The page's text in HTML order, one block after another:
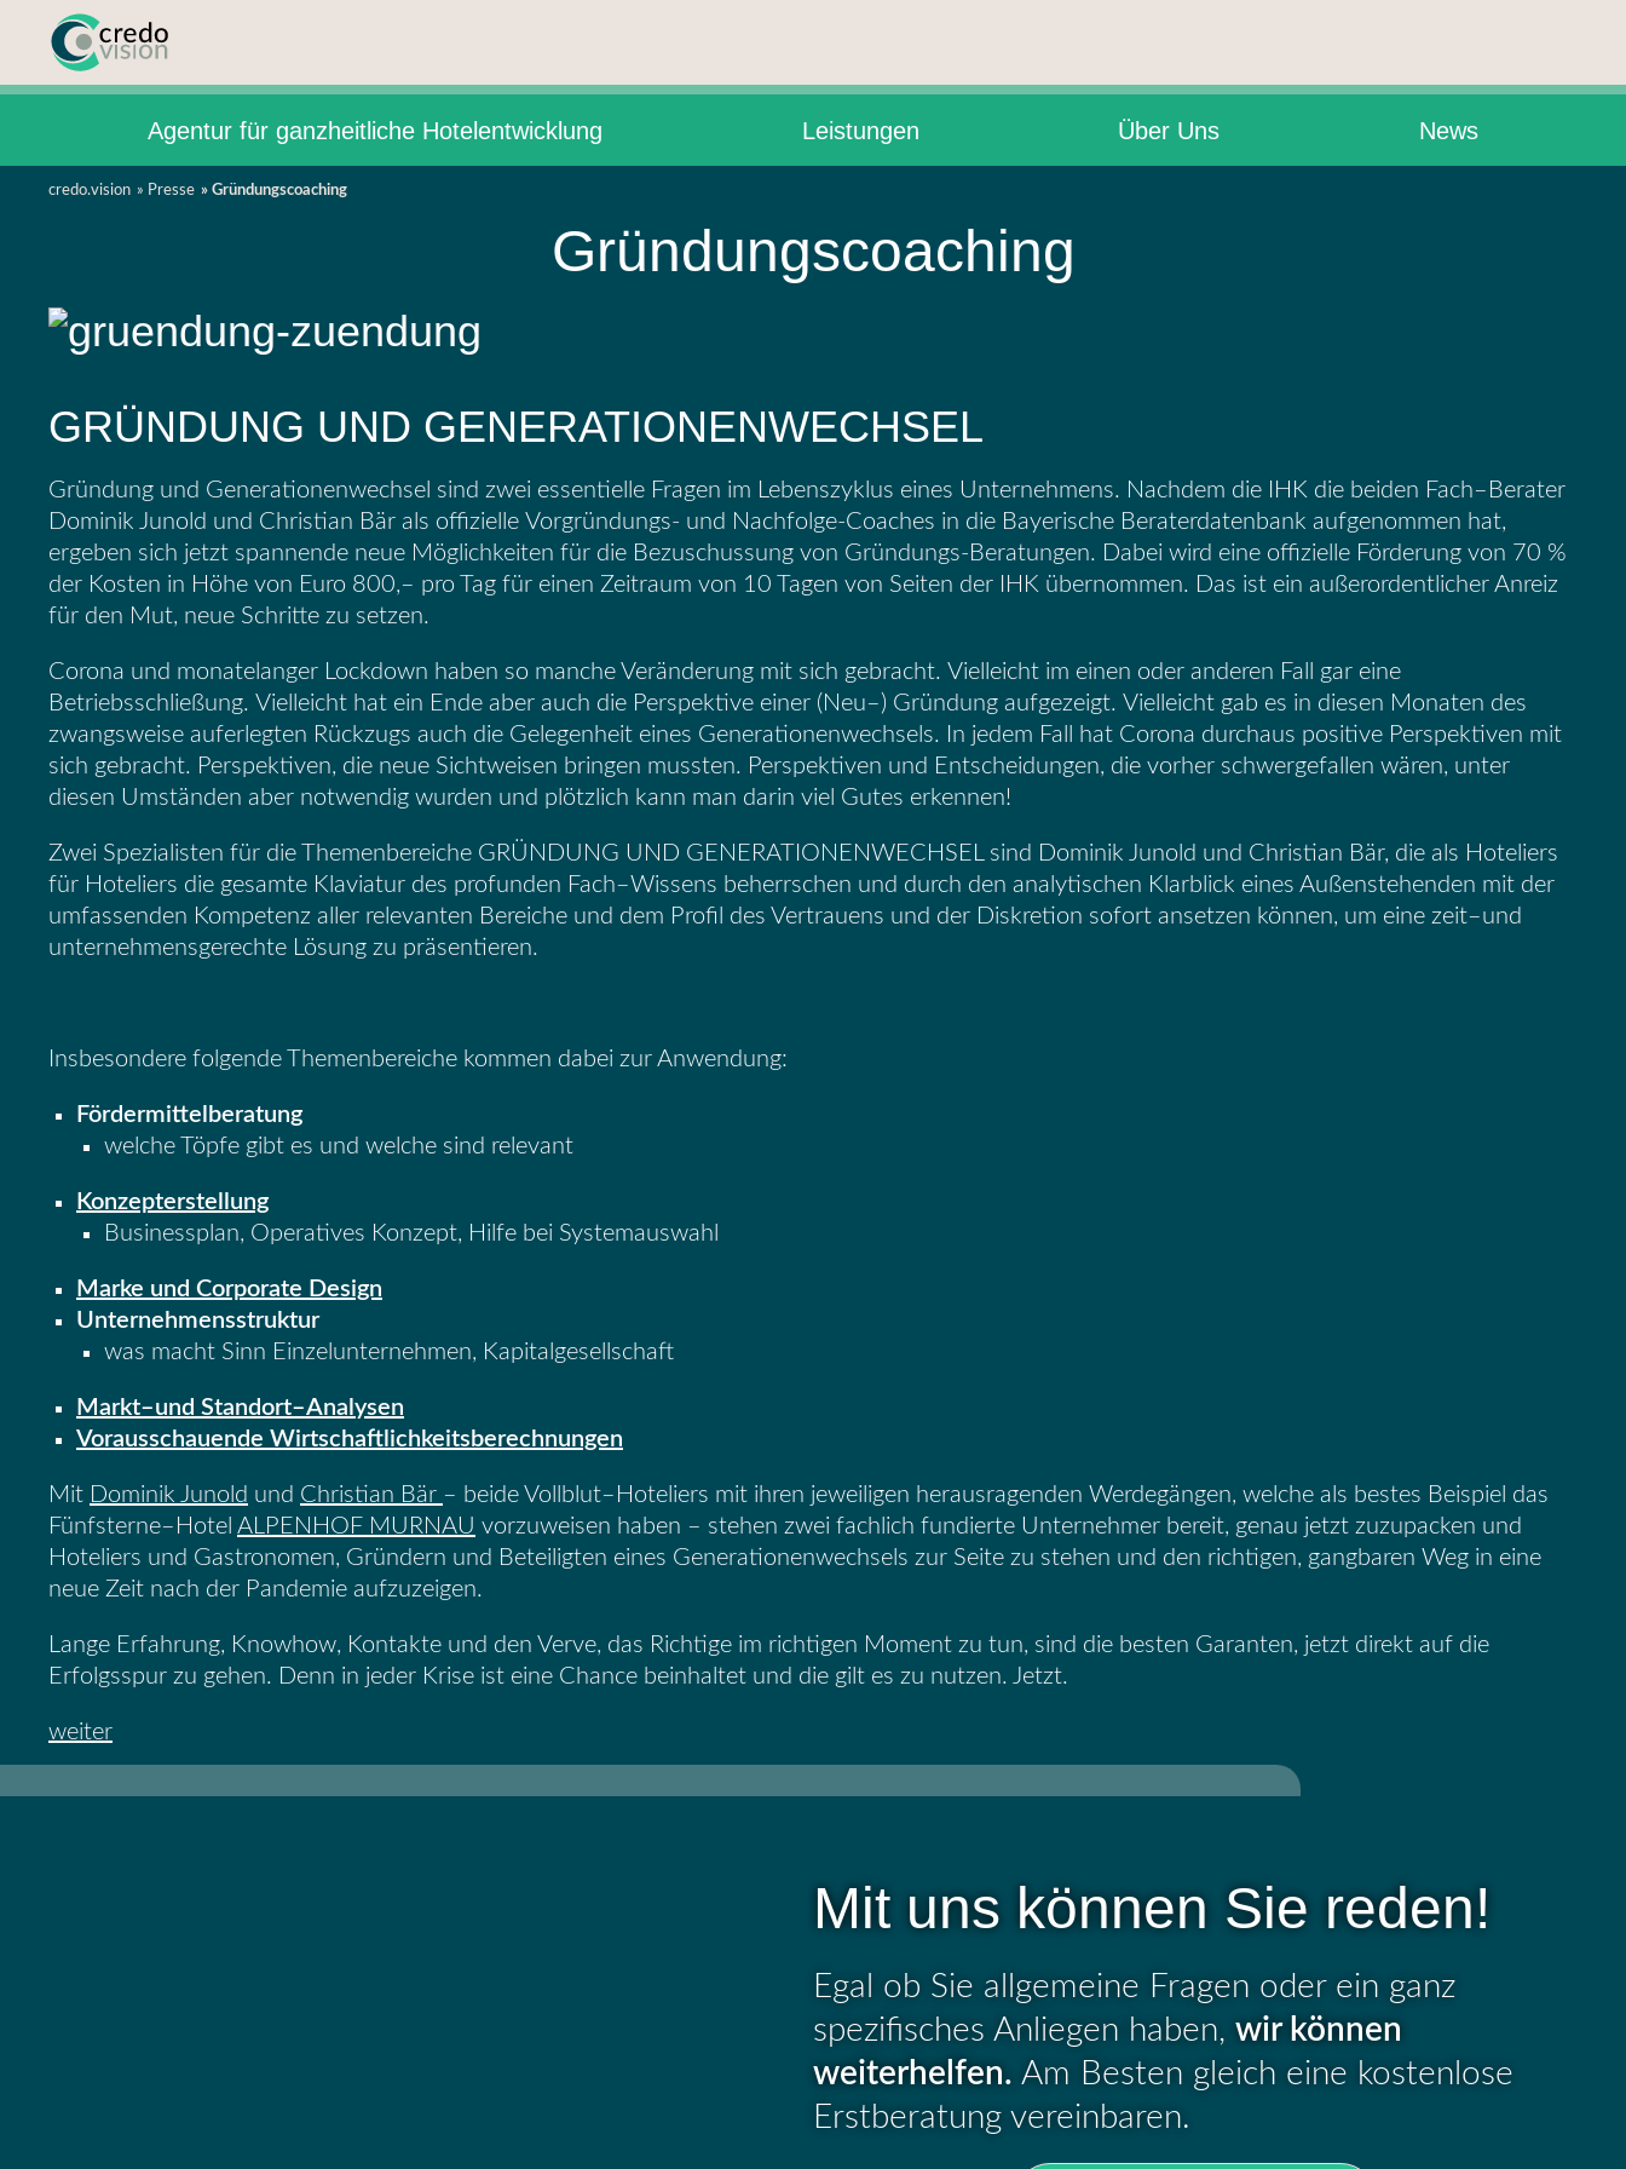
Agentur für ganzheitliche Hotelentwicklung Leistungen Über Uns News
credo.vision Presse Gründungscoaching
Gründungscoaching
GRÜNDUNG UND GENERATIONENWECHSEL
Gründung und Generationenwechsel sind zwei essentielle Fragen im Lebenszyklus eines Unternehmens. Nachdem die IHK die beiden Fach– Berater
Dominik Junold und Christian Bär als offizielle Vorgründungs- und Nachfolge-Coaches in die Bayerische Beraterdatenbank aufgenommen hat,
ergeben sich jetzt spannende neue Möglichkeiten für die Bezuschussung von Gründungs-Beratungen. Dabei wird eine offizielle Förderung von 70 %
der Kosten in Höhe von Euro 800,– pro Tag für einen Zeitraum von 10 Tagen von Seiten der IHK übernommen. Das ist ein außerordentlicher Anreiz
für den Mut, neue Schritte zu setzen.
Corona und monatelanger Lockdown haben so manche Veränderung mit sich gebracht. Vielleicht im einen oder anderen Fall gar eine
Betriebsschließung. Vielleicht hat ein Ende aber auch die Perspektive einer (Neu–) Gründung aufgezeigt. Vielleicht gab es in diesen Monaten des
zwangsweise auferlegten Rückzugs auch die Gelegenheit eines Generationenwechsels. In jedem Fall hat Corona durchaus positive Perspektiven mit
sich gebracht. Perspektiven, die neue Sichtweisen bringen mussten. Perspektiven und Entscheidungen, die vorher schwergefallen wären, unter
diesen Umständen aber notwendig wurden und plötzlich kann man darin viel Gutes erkennen!
Zwei Spezial isten für die Themenbereiche GRÜNDUNG UND GENERATIONENWECHSEL sind Dominik Junold und Christian Bär, die als Hoteliers
für Hoteliers die gesamte Klaviatur des profunden Fach–Wissens beherrschen und durch den analytischen Klarblick eines Außenstehenden mit der
umfassenden Kompetenz aller relevanten Bereiche und dem Profil des Vertrauens und der Diskretion sofort ansetzen können, um eine zeit–und
unternehmensgerechte Lösung zu präsentieren.
Insbesondere folgende Themenbereiche kommen dabei zur Anwendung:
Fördermittelberatung
welche Töpfe gibt es und welche sind relevant
Konzepterstellung
Businessplan, Operatives Konzept, Hilfe bei Systemauswahl
Marke und Corporate Design
Unternehmensstruktur
was macht Sinn Einzelunternehmen, Kapitalgesellschaft
Markt–und Standort–Analysen
Vorausschauende Wirtschaftlichkeitsberechnungen
Mit Dominik Junold und Christian Bär – beide Vollblut– Hoteliers mit ihren jeweiligen herausragenden Werdegängen, welche als bestes Beispiel das
Fünfsterne– Hotel ALPENHOF MURNAU vorzuweisen haben – stehen zwei fachlich fundierte Unternehmer bereit, genau jetzt zuzupacken und
Hoteliers und Gastronomen, Gründern und Beteiligten eines Generationenwechsels zur Seite zu stehen und den richtigen, gangbaren Weg in eine
neue Zeit nach der Pandemie aufzuzeigen.
Lange Erfahrung, Knowhow, Kontakte und den Verve, das Richtige im richtigen Moment zu tun, sind die besten Garanten, jetzt direkt auf die
Erfolgsspur zu gehen. Denn in jeder Krise ist eine Chance beinhaltet und die gilt es zu nutzen. Jetzt.
weiter
Mit uns können Sie reden!
Egal ob Sie allgemeine Fragen oder ein ganz
spezifisches Anliegen haben, wir können
weiterhelfen. Am Besten gleich eine kostenlose
Erstberatung vereinbaren.